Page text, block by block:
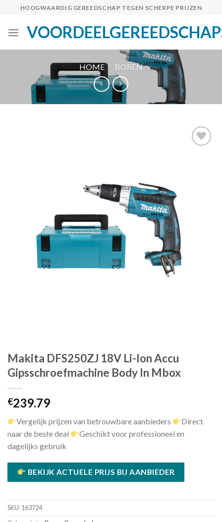
content
HOOGWAARDIG GEREEDSCHAP TEGEN SCHERPE PRIJZEN
HOME / BOREN
Makita DFS250ZJ 18V Li-Ion Accu
Gipsschroefmachine Body In Mbox
€239.79
Vergelijk prijzen van betrouwbare aanbieders
Direct
naar de beste deal
Geschikt voor professioneel en
dagelijks gebruik
BEKIJK ACTUELE PRIJS BIJ AANBIEDER
SKU:163724